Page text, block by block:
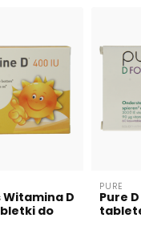
D
do
PURE
Pure